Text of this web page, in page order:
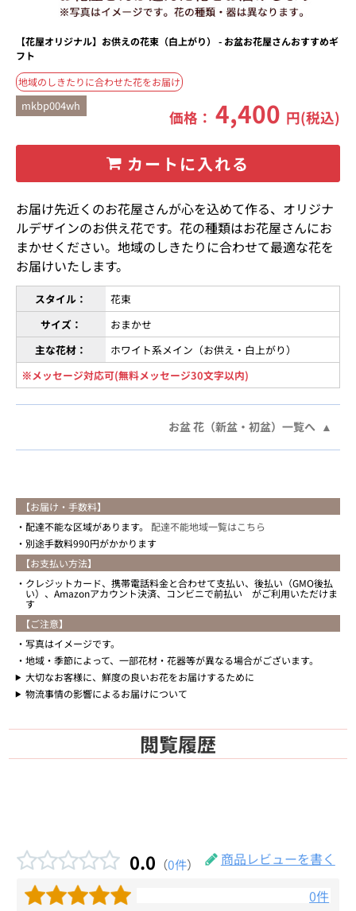
【花屋オリジナル】お供えの花束（白上がり） - お盆お花屋さんおすすめギ
フト
地域のしきたりに合わせた花をお届け
mkbp004wh
価格：4,400 円(税込)
カートに入れる
お届け先近くのお花屋さんが心を込めて作る、オリジナ
ルデザインのお供え花です。花の種類はお花屋さんにお
まかせください。地域のしきたりに合わせて最適な花を
お届けいたします。
スタイル：
花束
サイズ：
おまかせ
主な花材：
ホワイト系メイン（お供え・白上がり）
※メッセージ対応可(無料メッセージ30文字以内)
お盆 花（新盆・初盆）一覧へ
【お届け・手数料】
配達不能な区域があります。 配達不能地域一覧はこちら
別途手数料990円がかかります
【お支払い方法】
クレジットカード、携帯電話料金と合わせて支払い、後払い（GMO後払
い）、Amazonアカウント決済、コンビニで前払い がご利用いただけま
す
【ご注意】
写真はイメージです。
地域・季節によって、一部花材・花器等が異なる場合がございます。
大切なお客様に、鮮度の良いお花をお届けするために
物流事情の影響によるお届けについて
閲覧履歴
0.0 （0件）
商品レビューを書く
0件